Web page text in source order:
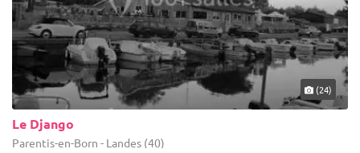
(24)
Le Django
Parentis-en-Born - Landes (40)